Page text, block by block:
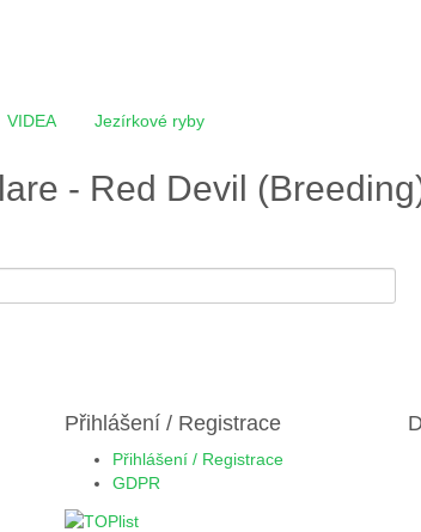
VIDEA Jezírkové ryby
- Red Devil
Přihlášení / Registrace
Přihlášení / Registrace
GDPR